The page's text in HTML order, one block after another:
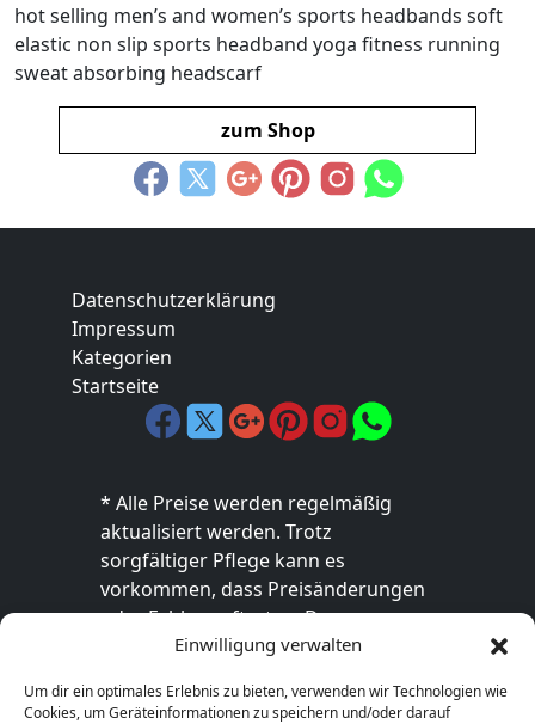
Einwilligung verwalten
Um dir ein optimales Erlebnis zu bieten, verwenden wir Technologien wie
Cookies, um Geräteinformationen zu speichern und/oder darauf
hot selling men’s and women’s sports headbands soft
elastic non slip sports headband yoga fitness running
sweat absorbing headscarf
zum Shop
Datenschutzerklärung
Impressum
Kategorien
Startseite
* Alle Preise werden regelmäßig
aktualisiert werden. Trotz
sorgfältiger Pflege kann es
vorkommen, dass Preisänderungen
oder Fehler auftreten. Der
endgültige Preis sowie die
ausschließlich im jeweiligen Online-